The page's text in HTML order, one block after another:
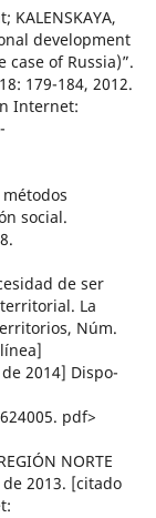
KALENSKAYA,
development
of Russia)”.
179-184, 2012.
Internet:
social.
de ser
La
Núm.
2014] Dispo-
pdf>
NORTE
2013. [citado